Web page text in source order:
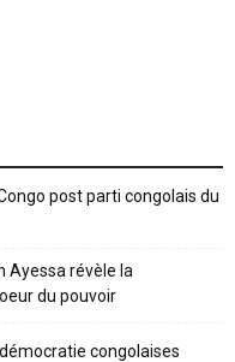
post parti congolais du
Ayessa révèle la
du pouvoir
congolaises